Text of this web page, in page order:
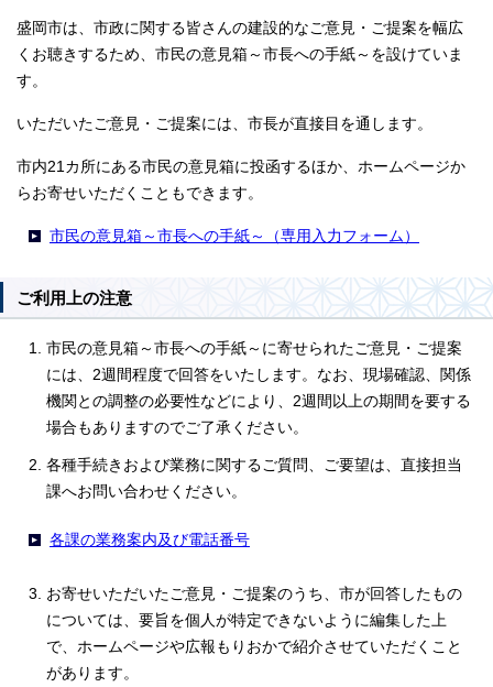
盛岡市は、市政に関する皆さんの建設的なご意見・ご提案を幅広
くお聴きするため、市民の意見箱～市長への手紙～を設けていま
す。
いただいたご意見・ご提案には、市長が直接目を通します。
市内21カ所にある市民の意見箱に投函するほか、ホームページか
らお寄せいただくこともできます。
市民の意見箱～市長への手紙～（専用入力フォーム）
ご利用上の注意
市民の意見箱～市長への手紙～に寄せられたご意見・ご提案
には、2週間程度で回答をいたします。なお、現場確認、関係
機関との調整の必要性などにより、2週間以上の期間を要する
場合もありますのでご了承ください。
各種手続きおよび業務に関するご質問、ご要望は、直接担当
課へお問い合わせください。
各課の業務案内及び電話番号
お寄せいただいたご意見・ご提案のうち、市が回答したもの
については、要旨を個人が特定できないように編集した上
で、ホームページや広報もりおかで紹介させていただくこと
があります。